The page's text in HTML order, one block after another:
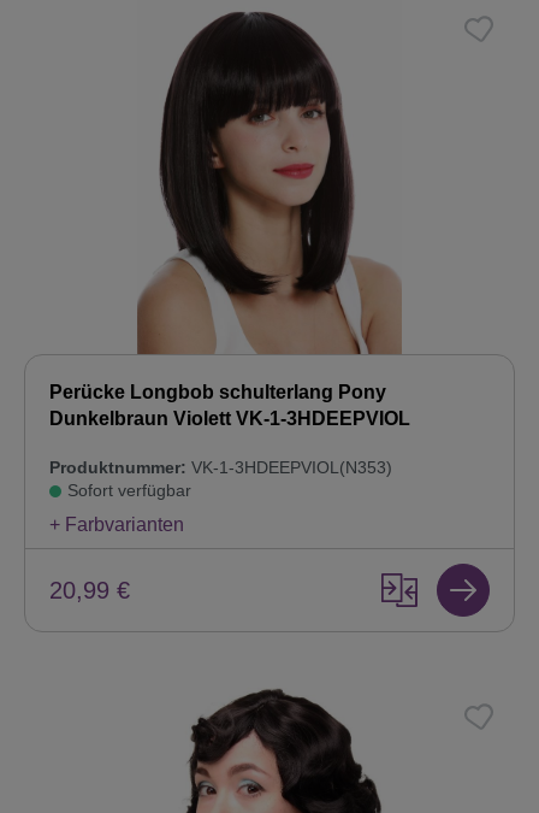
Perücke Longbob schulterlang Pony
Dunkelbraun Violett VK-1-3HDEEPVIOL
Produktnummer: VK-1-3HDEEPVIOL(N353)
Sofort verfügbar
+ Farbvarianten
20,99 €